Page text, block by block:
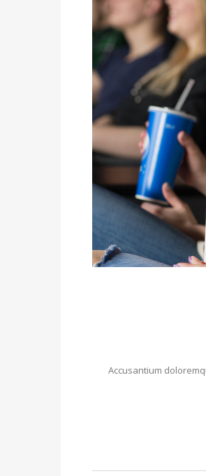
Accusantium